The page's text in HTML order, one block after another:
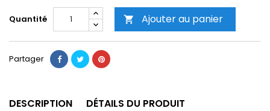
Quantité  Ajouter au panier
Partager
DESCRIPTION DÉTAILS DU PRODUIT